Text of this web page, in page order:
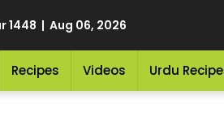
1448 | Aug 06, 2026
Recipes Videos Urdu